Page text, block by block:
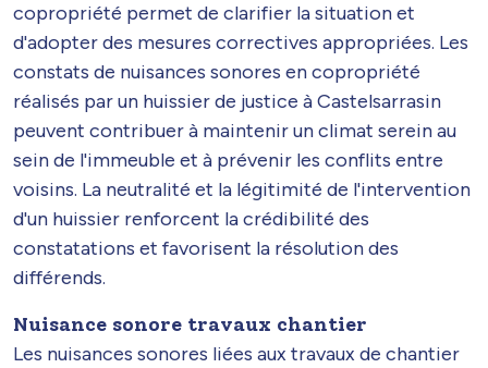
copropriété permet de clarifier la situation et
d'adopter des mesures correctives appropriées. Les
constats de nuisances sonores en copropriété
réalisés par un huissier de justice à Castelsarrasin
peuvent contribuer à maintenir un climat serein au
sein de l'immeuble et à prévenir les conflits entre
voisins. La neutralité et la légitimité de l'intervention
d'un huissier renforcent la crédibilité des
constatations et favorisent la résolution des
différends.
Nuisance sonore travaux chantier
Les nuisances sonores liées aux travaux de chantier